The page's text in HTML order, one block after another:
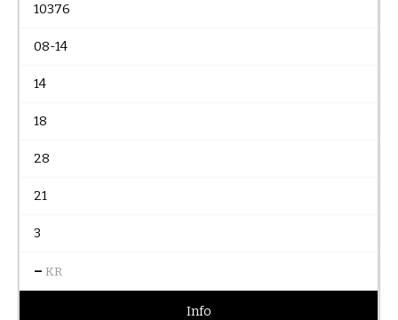
10376
08-14
14
18
28
21
3
– KR
Info